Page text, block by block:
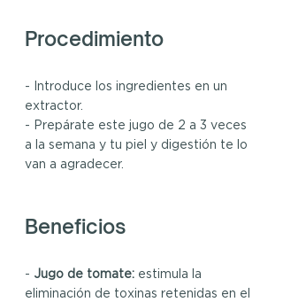
Procedimiento
- Introduce los ingredientes en un
extractor.
- Prepárate este jugo de 2 a 3 veces
a la semana y tu piel y digestión te lo
van a agradecer.
Beneficios
- Jugo de tomate: estimula la
eliminación de toxinas retenidas en el